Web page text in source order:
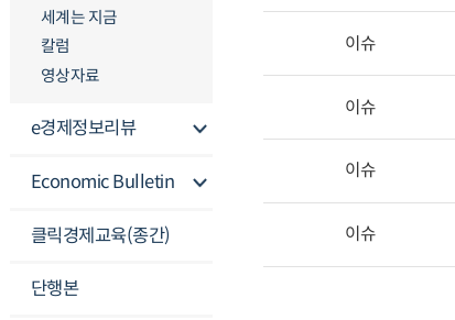
세계는 지금
칼럼
영상자료
e경제정보리뷰
Economic Bulletin
클릭경제교육(종간)
단행본
이슈
이슈
이슈
이슈